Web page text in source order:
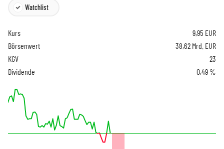
Watchlist
Kurs 9,95 EUR
Börsenwert
38,62 Mrd. EUR
KGV
23
Dividende
0,49 %